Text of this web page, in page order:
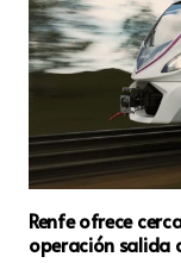
Renfe ofrece
operación salida